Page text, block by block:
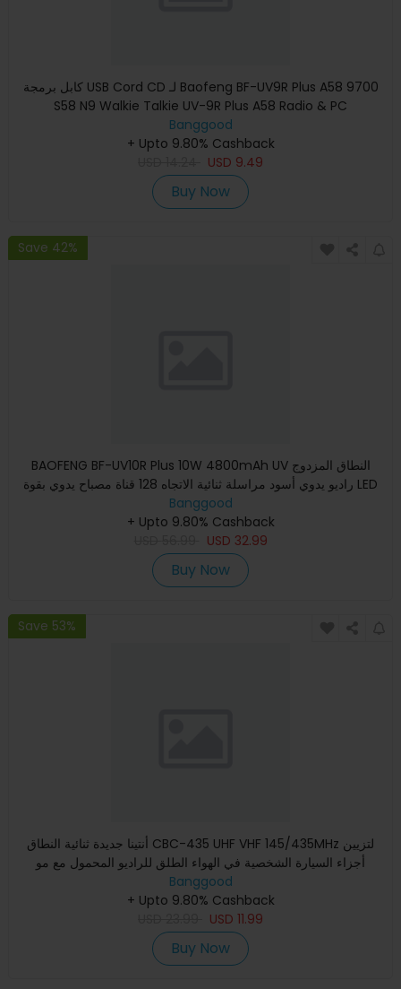
كابل برمجة USB Cord CD لـ Baofeng BF-UV9R Plus A58 9700
S58 N9 Walkie Talkie UV-9R Plus A58 Radio & PC
Banggood
+ Upto 9.80% Cashback
USD 9.49
Buy Now
Save 42%
BAOFENG BF-UV10R Plus 10W 4800mAh UV النطاق المزدوج
راديو يدوي أسود مراسلة ثنائية الاتجاه 128 قناة مصباح يدوي بقوة LED
ق
Banggood
+ Upto 9.80% Cashback
USD 32.99
Buy Now
Save 53%
أنتينا جديدة ثنائية النطاق CBC-435 UHF VHF 145/435MHz لتزيين
أجزاء السيارة الشخصية في الهواء الطلق للراديو المحمول مع مو
Banggood
+ Upto 9.80% Cashback
USD 11.99
Buy Now